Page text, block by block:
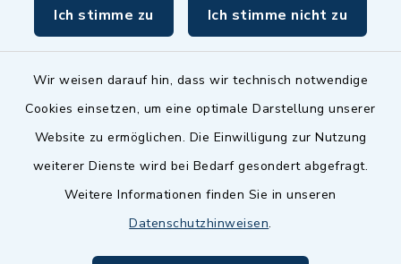
Ich stimme zu Ich stimme nicht zu
Wir weisen darauf hin, dass wir technisch notwendige
Cookies einsetzen, um eine optimale Darstellung unserer
Website zu ermöglichen. Die Einwilligung zur Nutzung
weiterer Dienste wird bei Bedarf gesondert abgefragt.
Weitere Informationen finden Sie in unseren
Datenschutzhinweisen.
inixmedia GmbH
Barrierefreiheit